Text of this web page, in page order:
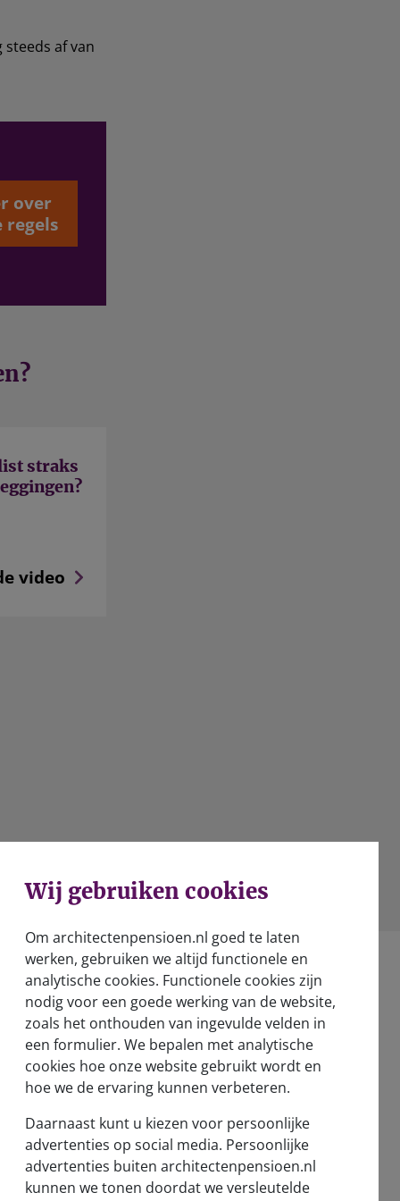
af van
over
regels
straks
video
Over ons
Wie zijn wij?
Verantwoord beleggen
Nieuwsberichten
Vernieuwd pensioenstelsel
Wij gebruiken cookies
Om architectenpensioen.nl goed te laten
werken, gebruiken we altijd functionele en
analytische cookies. Functionele cookies zijn
nodig voor een goede werking van de website,
zoals het onthouden van ingevulde velden in
een formulier. We bepalen met analytische
cookies hoe onze website gebruikt wordt en
hoe we de ervaring kunnen verbeteren.
Daarnaast kunt u kiezen voor persoonlijke
advertenties op social media. Persoonlijke
advertenties buiten architectenpensioen.nl
kunnen we tonen doordat we versleutelde